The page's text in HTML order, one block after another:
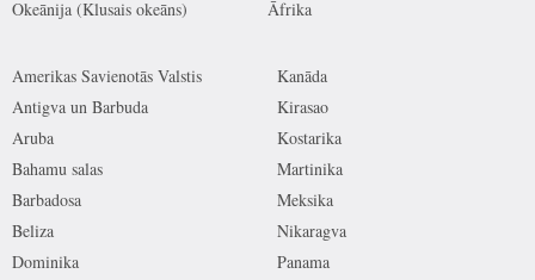
Okeānija (Klusais okeāns)
Āfrika
Amerikas Savienotās Valstis
Antigva un Barbuda
Aruba
Bahamu salas
Barbadosa
Beliza
Dominika
Kanāda
Kirasao
Kostarika
Martinika
Meksika
Nikaragva
Panama